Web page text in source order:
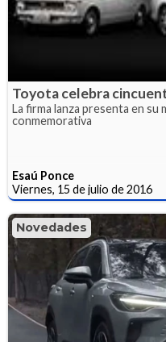
Toyota celebra
La firma lanza presenta en
conmemorativa
Esaú Ponce
Viernes, 15 de julio de 2016
Novedades